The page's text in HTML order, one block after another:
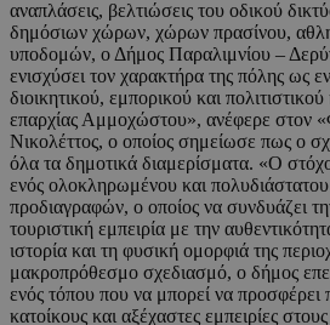
αναπλάσεις, βελτιώσεις του οδικού
δημόσιων χώρων, χώρων πρασίνου,
υποδομών, ο Δήμος Παραλιμνίου –
ενισχύσει τον χαρακτήρα της πόλης ως
διοικητικού, εμπορικού και
επαρχίας Αμμοχώστου», ανέφερε στον
Νικολέττος, ο οποίος σημείωσε πως ο
όλα τα δημοτικά διαμερίσματα. «Ο
ενός ολοκληρωμένου και
προδιαγραφών, ο οποίος να συνδυάζει
τουριστική εμπειρία με την
ιστορία και τη φυσική ομορφιά της
μακροπρόθεσμο σχεδιασμό, ο δήμος
ενός τόπου που να μπορεί να προσφέρει
κατοίκους και αξέχαστες εμπειρίες